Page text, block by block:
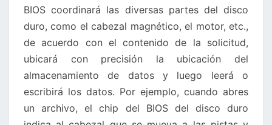
BIOS coordinará las diversas partes del disco
duro, como el cabezal magnético, el motor, etc.,
de acuerdo con el contenido de la solicitud,
ubicará con precisión la ubicación del
almacenamiento de datos y luego leerá o
escribirá los datos. Por ejemplo, cuando abres
un archivo, el chip del BIOS del disco duro